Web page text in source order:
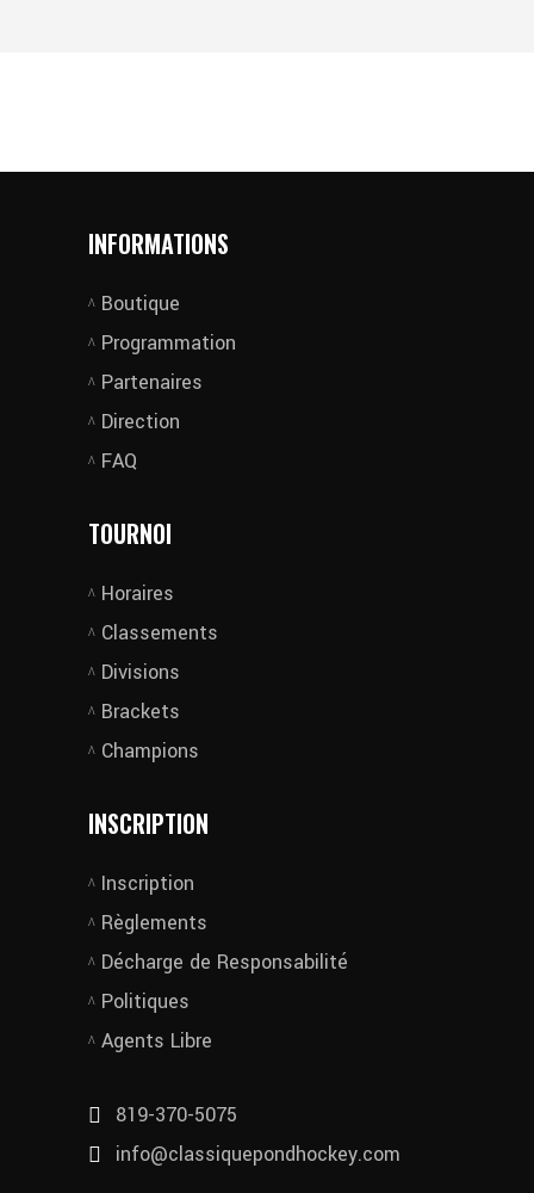
INFORMATIONS
Boutique
Programmation
Partenaires
Direction
FAQ
TOURNOI
Horaires
Classements
Divisions
Brackets
Champions
INSCRIPTION
Inscription
Règlements
Décharge de Responsabilité
Politiques
Agents Libre
819-370-5075
info@classiquepondhockey.com